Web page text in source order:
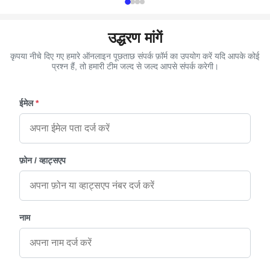
उद्धरण मांगें
कृपया नीचे दिए गए हमारे ऑनलाइन पूछताछ संपर्क फ़ॉर्म का उपयोग करें यदि आपके कोई
प्रश्न हैं, तो हमारी टीम जल्द से जल्द आपसे संपर्क करेगी।
ईमेल *
फ़ोन / व्हाट्सएप
नाम